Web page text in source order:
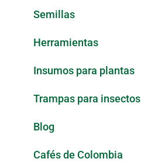
Semillas
Herramientas
Insumos para plantas
Trampas para insectos
Blog
Cafés de Colombia